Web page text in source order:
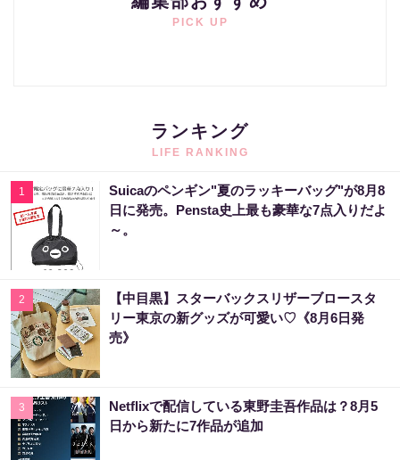
PICK UP
ランキング
LIFE RANKING
1
Suicaのペンギン"夏のラッキーバッグ"が8月8
日に発売。Pensta史上最も豪華な7点入りだよ
～。
2
【中目黒】スターバックスリザーブロースタ
リー東京の新グッズが可愛い♡《8月6日発
売》
3
Netflixで配信している東野圭吾作品は？8月5
日から新たに7作品が追加